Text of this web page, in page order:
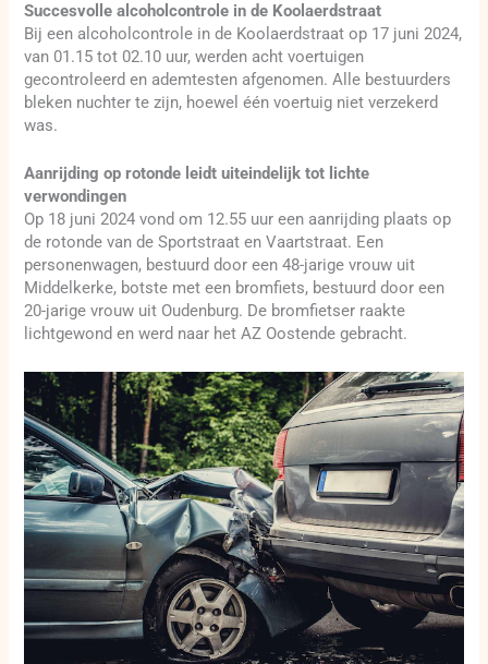
Succesvolle alcoholcontrole in de Koolaerdstraat
Bij een alcoholcontrole in de Koolaerdstraat op 17 juni 2024,
van 01.15 tot 02.10 uur, werden acht voertuigen
gecontroleerd en ademtesten afgenomen. Alle bestuurders
bleken nuchter te zijn, hoewel één voertuig niet verzekerd
was.
Aanrijding op rotonde leidt uiteindelijk tot lichte
verwondingen
Op 18 juni 2024 vond om 12.55 uur een aanrijding plaats op
de rotonde van de Sportstraat en Vaartstraat. Een
personenwagen, bestuurd door een 48-jarige vrouw uit
Middelkerke, botste met een bromfiets, bestuurd door een
20-jarige vrouw uit Oudenburg. De bromfietser raakte
lichtgewond en werd naar het AZ Oostende gebracht.